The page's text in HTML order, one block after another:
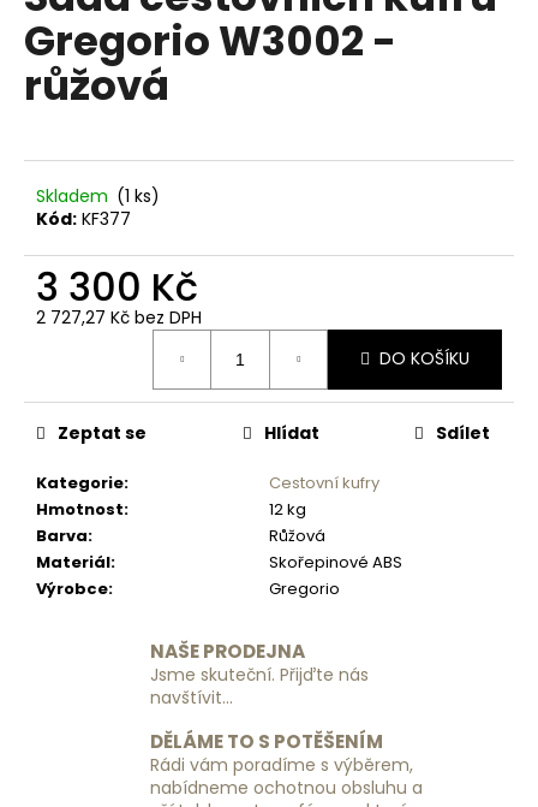
0,0
z
5
hvězdiček.
Gregorio W3002 -
růžová
Skladem (1 ks)
Kód: KF377
3 300 Kč
2 727,27 Kč bez DPH
DO KOŠÍKU
Kategorie:
Cestovní kufry
Hmotnost:
12 kg
Barva:
Růžová
Materiál:
Skořepinové ABS
Výrobce: Gregorio
Zeptat se Hlídat Sdílet
NAŠE PRODEJNA
Jsme skuteční. Přijďte nás
navštívit...
DĚLÁME TO S POTĚŠENÍM
Rádi vám poradíme s výběrem,
nabídneme ochotnou obsluhu a
a
j
í
?
o
p
u
č
u